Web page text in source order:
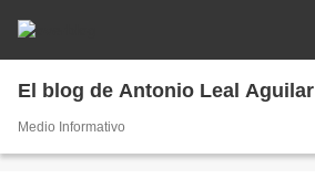
El blog de Antonio Leal Aguilar
Medio Informativo